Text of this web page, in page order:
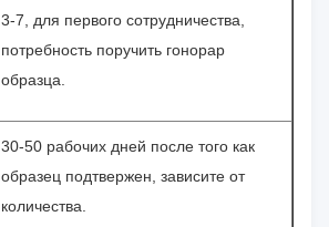
3-7, для первого сотрудничества,
потребность поручить гонорар
образца.
30-50 рабочих дней после того как
образец подтвержен, зависите от
количества.